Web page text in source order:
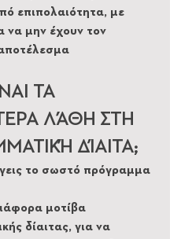
επιπολαιότητα, με
να μην έχουν τον
ΤΑ
ΛΆΘΗ ΣΤΗ
ΔΊΑΙΤΑ;
το σωστό πρόγραμμα
μοτίβα
δίαιτας, για να